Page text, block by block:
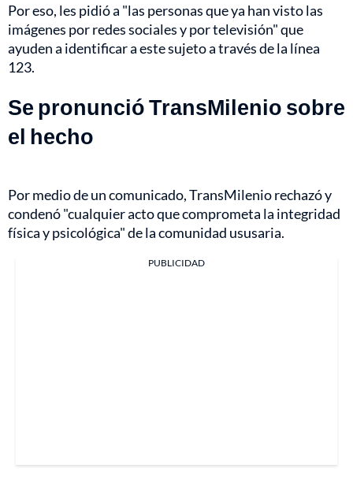
Por eso, les pidió a "las personas que ya han visto las
imágenes por redes sociales y por televisión" que
ayuden a identificar a este sujeto a través de la línea
123.
Se pronunció TransMilenio sobre
el hecho
Por medio de un comunicado, TransMilenio rechazó y
condenó "cualquier acto que comprometa la integridad
física y psicológica" de la comunidad ususaria.
PUBLICIDAD